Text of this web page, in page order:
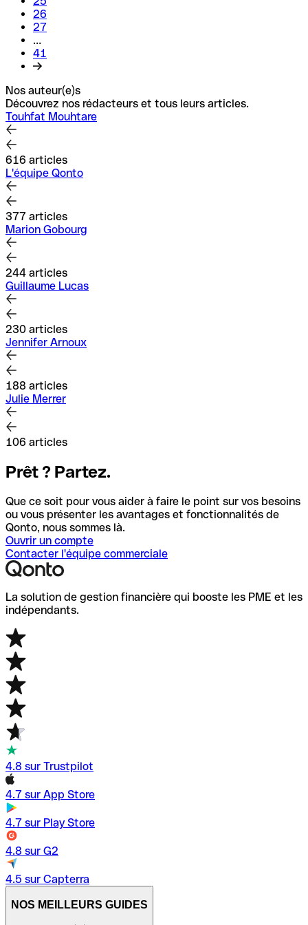
26
27
…
41
Nos auteur(e)s
Découvrez nos rédacteurs et tous leurs articles.
Touhfat Mouhtare
616 articles
L'équipe Qonto
377 articles
Marion Gobourg
244 articles
Guillaume Lucas
230 articles
Jennifer Arnoux
188 articles
Julie Merrer
106 articles
Prêt ? Partez.
Que ce soit pour vous aider à faire le point sur vos besoins
ou vous présenter les avantages et fonctionnalités de
Qonto, nous sommes là.
Ouvrir un compte
Contacter l'équipe commerciale
La solution de gestion financière qui booste les PME et les
indépendants.
4.8 sur Trustpilot
4.7 sur App Store
4.7 sur Play Store
4.8 sur G2
4.5 sur Capterra
NOS MEILLEURS GUIDES